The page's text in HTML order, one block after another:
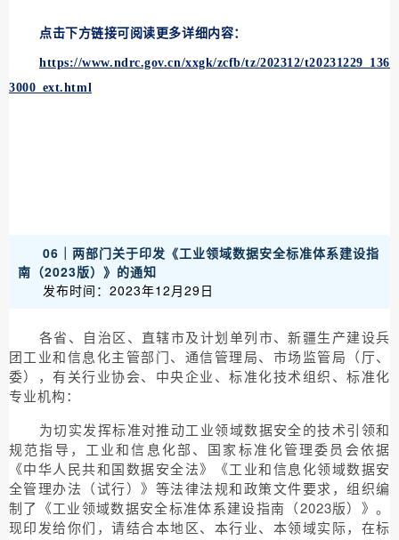
点击下方链接可阅读更多详细内容：
https://www.ndrc.gov.cn/xxgk/zcfb/tz/202312/t20231229_136
3000_ext.html
06｜两部门关于印发《工业领域数据安全标准体系建设指
南（2023版）》的通知
发布时间：2023年12月29日
各省、自治区、直辖市及计划单列市、新疆生产建设兵
团工业和信息化主管部门、通信管理局、市场监管局（厅、
委），有关行业协会、中央企业、标准化技术组织、标准化
专业机构：
为切实发挥标准对推动工业领域数据安全的技术引领和
规范指导，工业和信息化部、国家标准化管理委员会依据
《中华人民共和国数据安全法》《工业和信息化领域数据安
全管理办法（试行）》等法律法规和政策文件要求，组织编
制了《工业领域数据安全标准体系建设指南（2023版）》。
现印发给你们，请结合本地区、本行业、本领域实际，在标